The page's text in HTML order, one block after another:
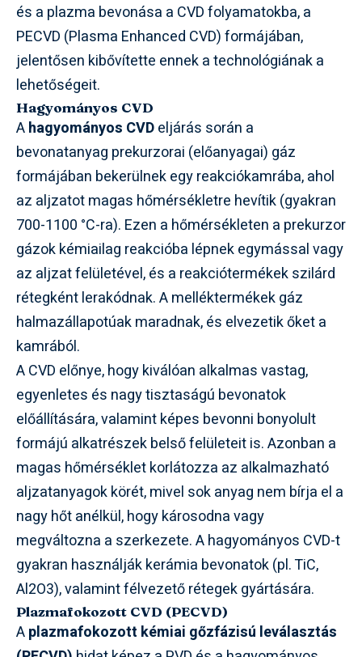
és a plazma bevonása a CVD folyamatokba, a
PECVD (Plasma Enhanced CVD) formájában,
jelentősen kibővítette ennek a technológiának a
lehetőségeit.
Hagyományos CVD
Ahagyományos CVDeljárás során a
bevonatanyag prekurzorai (előanyagai) gáz
formájában bekerülnek egy reakciókamrába, ahol
az aljzatot magas hőmérsékletre hevítik (gyakran
700-1100 °C-ra). Ezen a hőmérsékleten a prekurzor
gázok kémiailag reakcióba lépnek egymással vagy
az aljzat felületével, és a reakciótermékek szilárd
rétegként lerakódnak. A melléktermékek gáz
halmazállapotúak maradnak, és elvezetik őket a
kamrából.
A CVD előnye, hogy kiválóan alkalmas vastag,
egyenletes és nagy tisztaságú bevonatok
előállítására, valamint képes bevonni bonyolult
formájú alkatrészek belső felületeit is. Azonban a
magas hőmérséklet korlátozza az alkalmazható
aljzatanyagok körét, mivel sok anyag nem bírja el a
nagy hőt anélkül, hogy károsodna vagy
megváltozna a szerkezete. A hagyományos CVD-t
gyakran használják kerámia bevonatok (pl. TiC,
Al2O3), valamint félvezető rétegek gyártására.
Plazmafokozott CVD (PECVD)
Aplazmafokozott kémiai gőzfázisú leválasztás